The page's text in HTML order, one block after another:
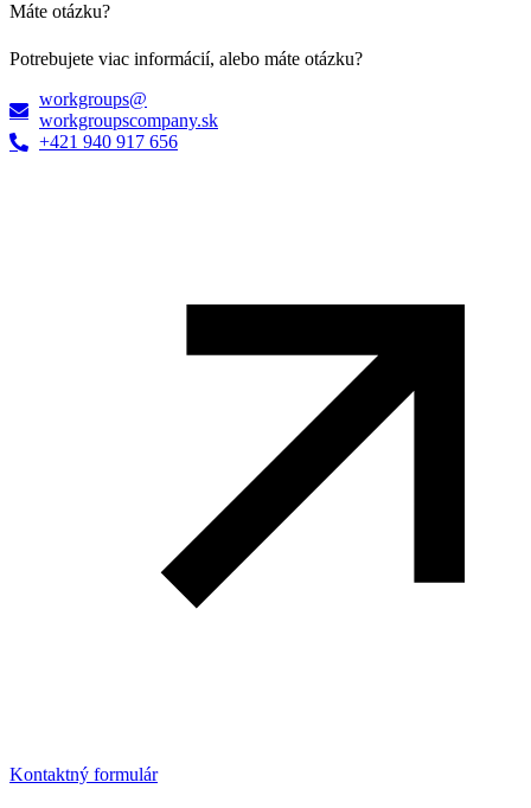
Máte otázku?
Potrebujete viac informácií, alebo máte otázku?
workgroups@
workgroupscompany.sk
+421 940 917 656
Kontaktný formulár